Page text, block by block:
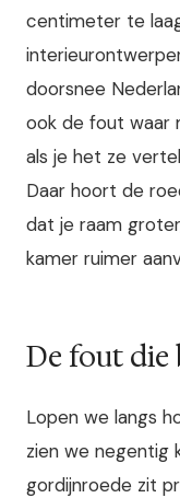
centimeter te
doorsnee
ook de fout waar
als je het ze
Daar hoort de
dat je raam
kamer ruimer
De fout die
Lopen we langs
zien we negentig
gordijnroede zit